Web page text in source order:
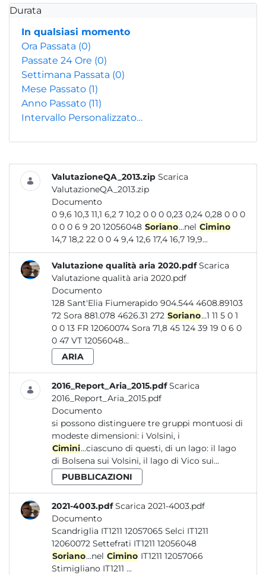
Durata
In qualsiasi momento
Ora Passata (0)
Passate 24 Ore (0)
Settimana Passata (0)
Mese Passato (1)
Anno Passato (11)
Intervallo Personalizzato…
ValutazioneQA_2013.zip Scarica
ValutazioneQA_2013.zip
Documento
0 9,6 10,3 11,1 6,2 7 10,2 0 0 0 0,23 0,24 0,28 0 0 0
0 0 0 6 9 20 12056048 Soriano...nel Cimino
14,7 18,2 22 0 0 4 9,4 12,6 17,4 16,7 19,9...
Valutazione qualità aria 2020.pdf Scarica
Valutazione qualità aria 2020.pdf
Documento
128 Sant'Elia Fiumerapido 904.544 4608.89103
72 Sora 881.078 4626.31 272 Soriano...1 11 5 0 1
0 0 13 FR 12060074 Sora 71,8 45 124 39 19 0 6 0
0 47 VT 12056048...
ARIA
2016_Report_Aria_2015.pdf Scarica
2016_Report_Aria_2015.pdf
Documento
si possono distinguere tre gruppi montuosi di
modeste dimensioni: i Volsini, i
Cimini...ciascuno di questi, di un lago: il lago
di Bolsena sui Volsini, il lago di Vico sui...
PUBBLICAZIONI
2021-4003.pdf Scarica 2021-4003.pdf
Documento
Scandriglia IT1211 12057065 Selci IT1211
12060072 Settefrati IT1211 12056048
Soriano...nel Cimino
Stimigliano IT1211 ...